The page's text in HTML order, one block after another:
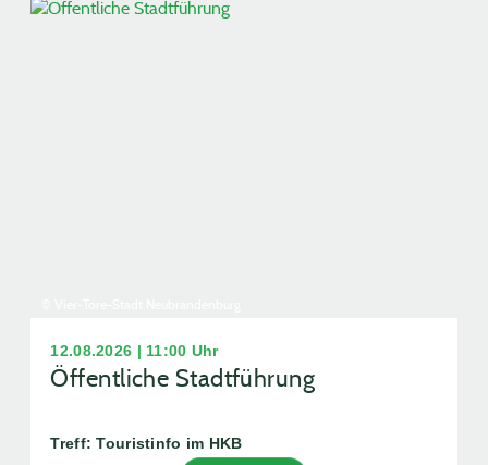
12.08.2026 | 11:00 Uhr
Öffentliche Stadtführung
Treff: Touristinfo im HKB